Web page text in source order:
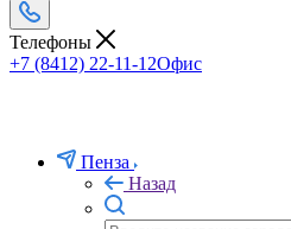
Телефоны
+7 (8412) 22-11-12Офис
Пенза
Назад